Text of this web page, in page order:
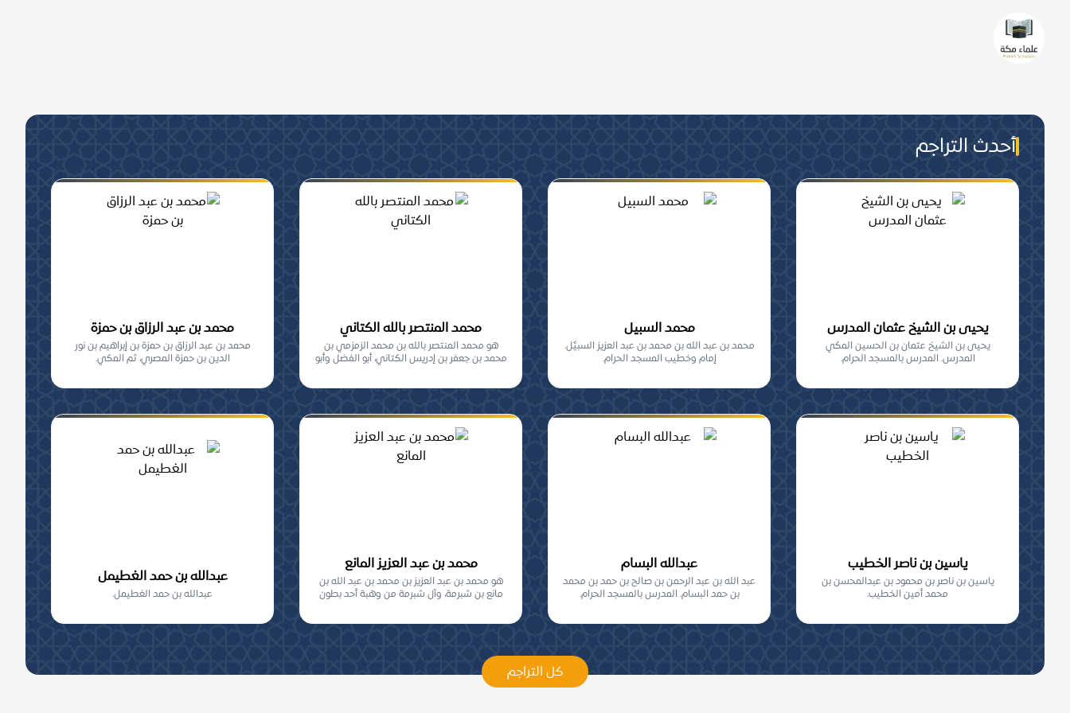
والجماعة, من أهلِ مكة المعاصرين.
أحدث التراجم
يحيى بن الشيخ عثمان المدرس
يحيى بن الشيخ عثمان بن الحسين المكي
المدرس. المدرس بالمسجد الحرام.
محمد السبيل
محمد بن عبد الله بن محمد بن عبد العزيز السبيِّل.
إمام وخطيب المسجد الحرام.
محمد المنتصر بالله الكتاني
هو محمد المنتصر بالله بن محمد الزمزمي بن
محمد بن جعفر بن إدريس الكتاني، أبو الفضل وأبو
محمد بن عبد الرزاق بن حمزة
محمد بن عبد الرزاق بن حمزة بن إبراهيم بن نور
الدين بن حمزة المصري، ثم المكي.
ياسين بن ناصر الخطيب
ياسين بن ناصر بن محمود بن عبدالمحسن بن
محمد أمين الخطيب.
عبدالله البسام
عبد الله بن عبد الرحمن بن صالح بن حمد بن محمد
بن حمد البسام. المدرس بالمسجد الحرام.
محمد بن عبد العزيز المانع
هو محمد بن عبد العزيز بن محمد بن عبد الله بن
مانع بن شبرمة، وآل شبرمة من وهبة أحد بطون
عبدالله بن حمد الغطيمل
عبدالله بن حمد الغطيمل.
كل التراجم